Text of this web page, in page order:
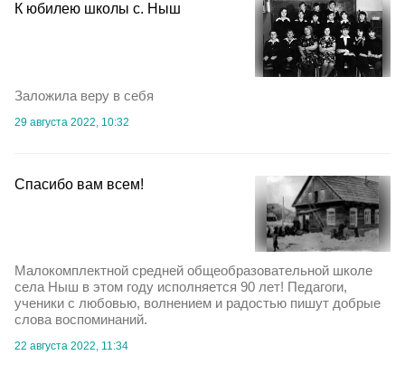
К юбилею школы с. Ныш
Заложила веру в себя
29 августа 2022, 10:32
Спасибо вам всем!
Малокомплектной средней общеобразовательной школе
села Ныш в этом году исполняется 90 лет! Педагоги,
ученики с любовью, волнением и радостью пишут добрые
слова воспоминаний.
22 августа 2022, 11:34